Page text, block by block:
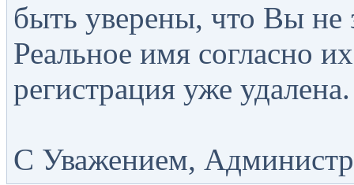
быть уверены, что Вы не
Реальное имя согласно
регистрация уже удалена.
С Уважением,